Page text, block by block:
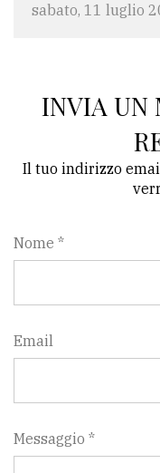
sabato, 11 luglio
INVIA UN
Il tuo indirizzo
Nome *
Email
Messaggio *